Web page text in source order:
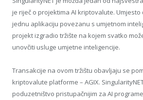
je riječ o projektima AI kriptovalute.
jednu aplikaciju povezanu s umjetnom
projekt izgradio tržište na kojem svatko
unovčiti usluge umjetne inteligencije.
Transakcije na ovom tržištu obavljaju se
kriptovalute platforme – AGIX.
poduzetništvo pristupačnijim za AI